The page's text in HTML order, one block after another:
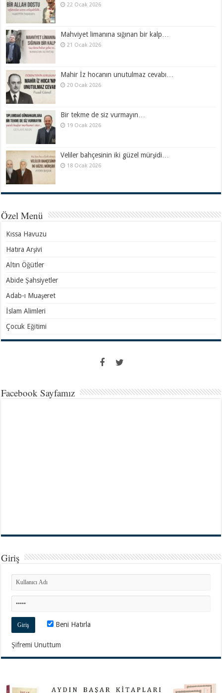
22 Ocak 2026
Mahviyet limanına sığınan bir kalp…
21 Ocak 2026
Mahir İz hocanın unutulmaz cevabı…
20 Ocak 2026
Bir tekme de siz vurmayın…
19 Ocak 2026
Veliler bahçesinin iki güzel mürşidi…
18 Ocak 2026
Özel Menü
Kıssa Havuzu
Hatıra Arşivi
Altın Öğütler
Abide Şahsiyetler
Adab-ı Muaşeret
İslam Alimleri
Çocuk Eğitimi
Facebook Sayfamız
Giriş
Beni Hatırla
Şifremi Unuttum